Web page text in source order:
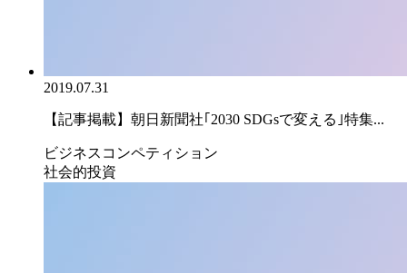
2019.07.31
【記事掲載】朝日新聞社｢2030 SDGsで変える｣特集...
ビジネスコンペティション
社会的投資